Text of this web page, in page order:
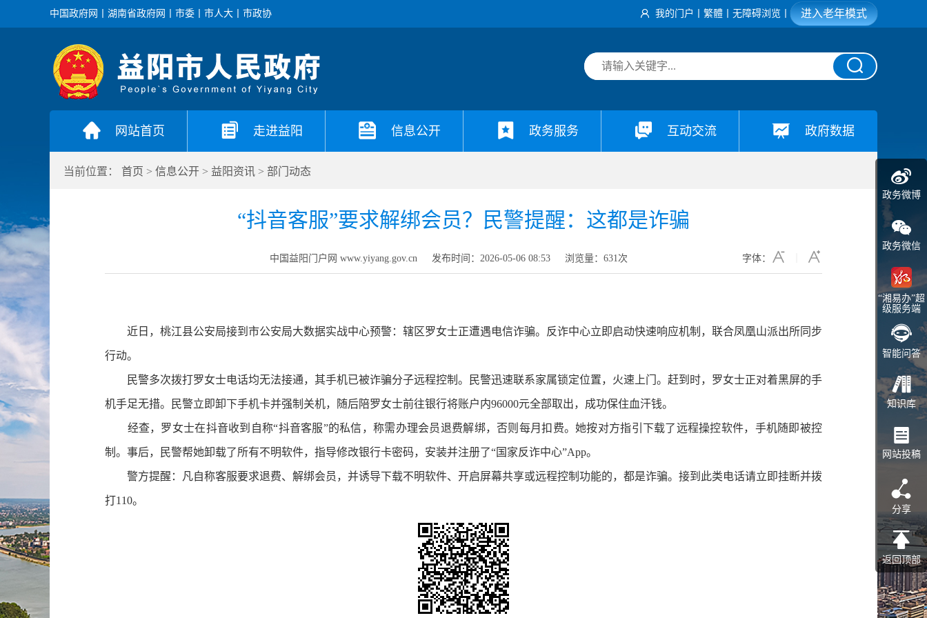
中国政府网 湖南省政府网 市委 市人大 市政协 我的门户 繁體 无障碍浏览 进入老年模式
网站首页 走进益阳 信息公开 政务服务 互动交流 政府数据
当前位置： 首页 > 信息公开 > 益阳资讯 > 部门动态
“抖音客服”要求解绑会员？民警提醒：这都是诈骗
中国益阳门户网 www.yiyang.gov.cn 发布时间：2026-05-06 08:53 浏览量：631次 字体：
近日，桃江县公安局接到市公安局大数据实战中心预警：辖区罗女士正遭遇电信诈骗。反诈中心立即启动快速响应机制，联合凤凰山派出所同步
行动。
民警多次拨打罗女士电话均无法接通，其手机已被诈骗分子远程控制。民警迅速联系家属锁定位置，火速上门。赶到时，罗女士正对着黑屏的手
机手足无措。民警立即卸下手机卡并强制关机，随后陪罗女士前往银行将账户内96000元全部取出，成功保住血汗钱。
经查，罗女士在抖音收到自称“抖音客服”的私信，称需办理会员退费解绑，否则每月扣费。她按对方指引下载了远程操控软件，手机随即被控
制。事后，民警帮她卸载了所有不明软件，指导修改银行卡密码，安装并注册了“国家反诈中心”App。
警方提醒：凡自称客服要求退费、解绑会员，并诱导下载不明软件、开启屏幕共享或远程控制功能的，都是诈骗。接到此类电话请立即挂断并拨
打110。
政务微博
政务微信
“湘易办”超
级服务端
智能问答
知识库
网站投稿
分享
返回顶部